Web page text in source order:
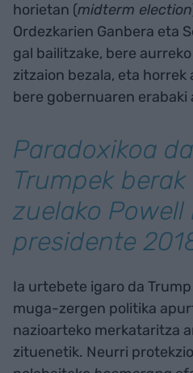
horietan (midterm election
Ordezkarien Ganbera eta
gal bailitzake, bere
zitzaion bezala, eta horrek
bere gobernuaren erabaki
Paradoxikoa
Trumpek
zuelako Powell
presidente
Ia urtebete igaro da
muga-zergen politika
nazioarteko merkataritza
zituenetik. Neurri